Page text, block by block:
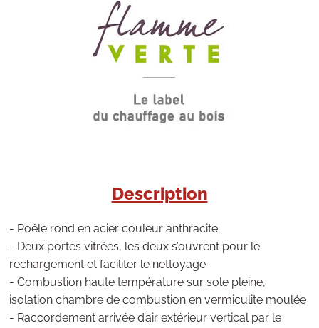
Description
- Poêle rond en acier couleur anthracite
- Deux portes vitrées, les deux s’ouvrent pour le
rechargement et faciliter le nettoyage
- Combustion haute température sur sole pleine,
isolation chambre de combustion en vermiculite moulée
- Raccordement arrivée d’air extérieur vertical par le